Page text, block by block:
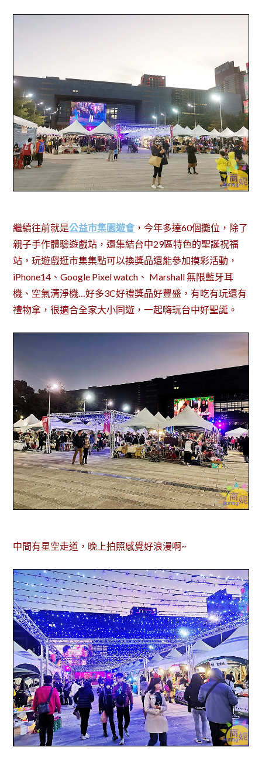
繼續往前就是公益市集園遊會，今年多達60個攤位，除了
親子手作體驗遊戲站，還集結台中29區特色的聖誕祝福
站，玩遊戲逛市集集點可以換獎品還能參加摸彩活動，
iPhone14、Google Pixel watch、 Marshall 無限藍牙耳
機、空氣清淨機…好多3C好禮獎品好豐盛，有吃有玩還有
禮物拿，很適合全家大小同遊，一起嗨玩台中好聖誕。
中間有星空走道，晚上拍照感覺好浪漫啊~